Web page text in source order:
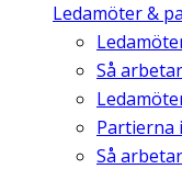
Ledamöter &
Så
Partierna
Så